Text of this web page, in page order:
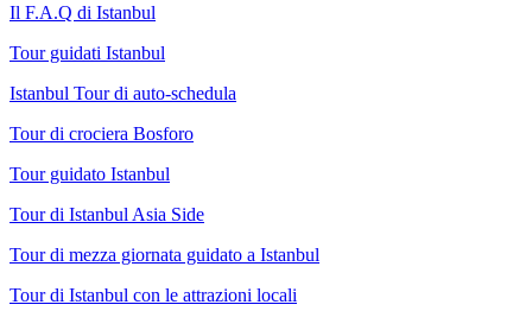
Il F.A.Q di Istanbul
Tour guidati Istanbul
Istanbul Tour di auto-schedula
Tour di crociera Bosforo
Tour guidato Istanbul
Tour di Istanbul Asia Side
Tour di mezza giornata guidato a Istanbul
Tour di Istanbul con le attrazioni locali